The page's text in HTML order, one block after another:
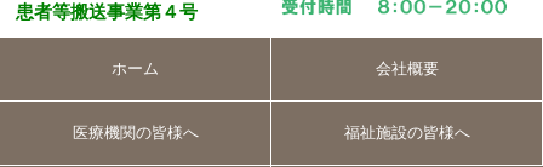
患者等搬送事業第４号
ホーム 会社概要
医療機関の皆様へ 福祉施設の皆様へ